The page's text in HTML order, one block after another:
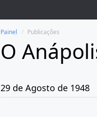
Painel Publicações
O
29 de Agosto de 1948